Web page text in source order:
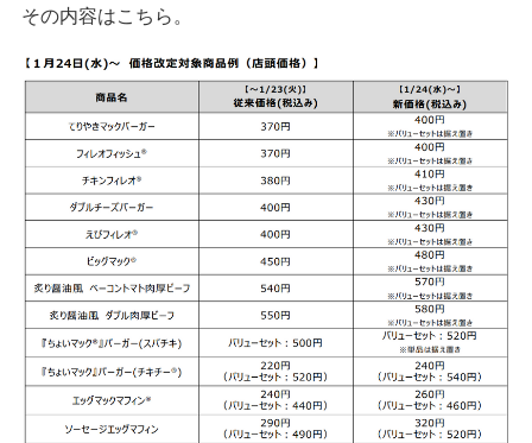
その内容はこちら。